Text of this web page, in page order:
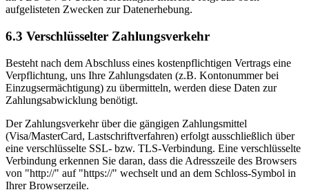
aufgelisteten Zwecken zur Datenerhebung.
6.3 Verschlüsselter Zahlungsverkehr
Besteht nach dem Abschluss eines kostenpflichtigen Vertrags eine
Verpflichtung, uns Ihre Zahlungsdaten (z.B. Kontonummer bei
Einzugsermächtigung) zu übermitteln, werden diese Daten zur
Zahlungsabwicklung benötigt.
Der Zahlungsverkehr über die gängigen Zahlungsmittel
(Visa/MasterCard, Lastschriftverfahren) erfolgt ausschließlich über
eine verschlüsselte SSL- bzw. TLS-Verbindung. Eine verschlüsselte
Verbindung erkennen Sie daran, dass die Adresszeile des Browsers
von "http://" auf "https://" wechselt und an dem Schloss-Symbol in
Ihrer Browserzeile.